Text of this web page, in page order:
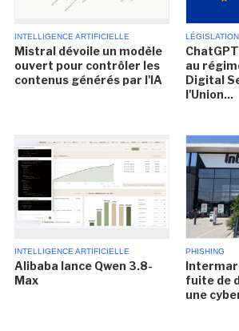
INTELLIGENCE ARTIFICIELLE
Mistral dévoile un modèle
ouvert pour contrôler les
contenus générés par l'IA
LÉGISLATION
au
Digital
l'Union...
INTELLIGENCE ARTIFICIELLE
Alibaba lance Qwen 3.8-
Max
PHISHING
fuite de
une